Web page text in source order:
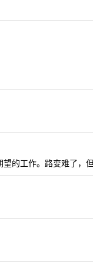
的工作。路变难了，但